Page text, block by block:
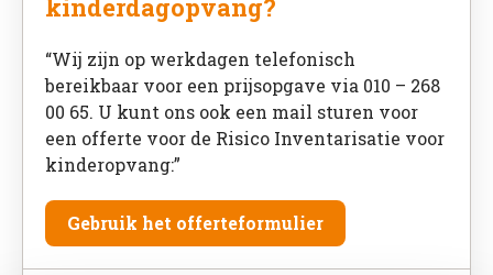
kinderdagopvang?
“Wij zijn op werkdagen telefonisch
bereikbaar voor een prijsopgave via 010 – 268
00 65. U kunt ons ook een mail sturen voor
een offerte voor de Risico Inventarisatie voor
kinderopvang:”
Gebruik het offerteformulier